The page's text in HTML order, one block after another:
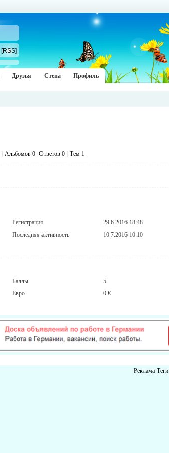
[RSS]
Друзья Стена Профиль
Альбомов 0 Ответов 0 Тем 1
Регистрация
29.6.2016 18:48
Последняя активность
10.7.2016 10:10
Баллы
5
Евро 0 €
Реклама|Теги